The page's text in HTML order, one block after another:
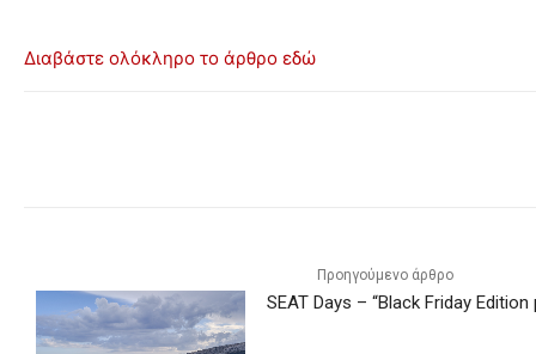
Διαβάστε ολόκληρο το άρθρο εδώ
Προηγούμενο άρθρο
SEAT Days – “Black Friday